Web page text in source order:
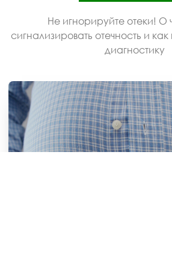
Не игнорируйте отеки!
сигнализировать отечность и
диагностику